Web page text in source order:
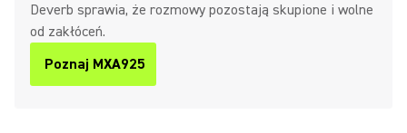
Deverb sprawia, że rozmowy pozostają skupione i wolne
od zakłóceń.
Poznaj MXA925